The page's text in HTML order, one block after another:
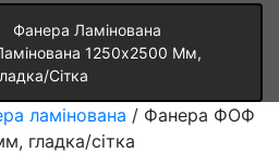
Фанера Ламінована
1250х2500 Мм,
сітка
ламінована / Фанера ФОФ
гладка/сітка